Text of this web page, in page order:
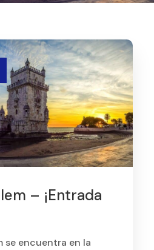
– ¡Entrada
se encuentra en la